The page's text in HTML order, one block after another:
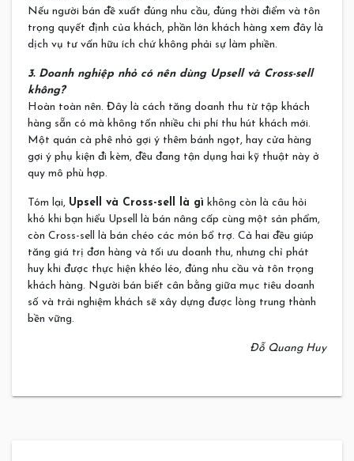
Nếu người bán đề xuất đúng nhu cầu, đúng thời điểm và tôn
trọng quyết định của khách, phần lớn khách hàng xem đây là
dịch vụ tư vấn hữu ích chứ không phải sự làm phiền.
3. Doanh nghiệp nhỏ có nên dùng Upsell và Cross-sell
không?
Hoàn toàn nên. Đây là cách tăng doanh thu từ tập khách
hàng sẵn có mà không tốn nhiều chi phí thu hút khách mới.
Một quán cà phê nhỏ gợi ý thêm bánh ngọt, hay cửa hàng
gợi ý phụ kiện đi kèm, đều đang tận dụng hai kỹ thuật này ở
quy mô phù hợp.
Tóm lại, Upsell và Cross-sell là gì không còn là câu hỏi
khó khi bạn hiểu Upsell là bán nâng cấp cùng một sản phẩm,
còn Cross-sell là bán chéo các món bổ trợ. Cả hai đều giúp
tăng giá trị đơn hàng và tối ưu doanh thu, nhưng chỉ phát
huy khi được thực hiện khéo léo, đúng nhu cầu và tôn trọng
khách hàng. Người bán biết cân bằng giữa mục tiêu doanh
số và trải nghiệm khách sẽ xây dựng được lòng trung thành
bền vững.
Đỗ Quang Huy